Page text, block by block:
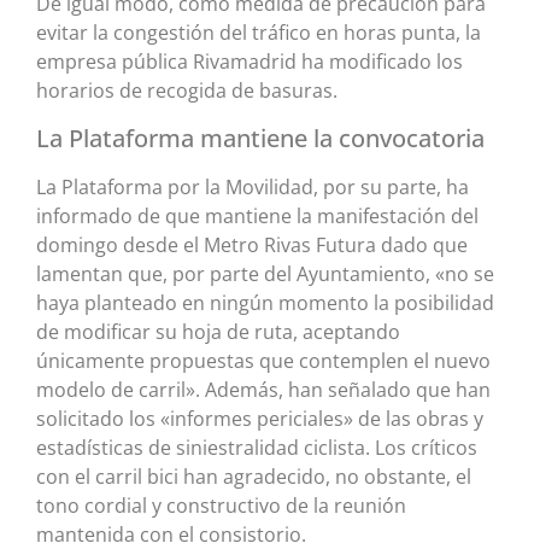
evitar la congestión del tráfico en horas punta, la
empresa pública Rivamadrid ha modificado los
horarios de recogida de basuras.
La Plataforma mantiene la convocatoria
La Plataforma por la Movilidad, por su parte, ha
informado de que mantiene la manifestación del
domingo desde el Metro Rivas Futura dado que
lamentan que, por parte del Ayuntamiento, «no se
haya planteado en ningún momento la posibilidad
de modificar su hoja de ruta, aceptando
únicamente propuestas que contemplen el nuevo
modelo de carril». Además, han señalado que han
solicitado los «informes periciales» de las obras y
estadísticas de siniestralidad ciclista. Los críticos
con el carril bici han agradecido, no obstante, el
tono cordial y constructivo de la reunión
mantenida con el consistorio.